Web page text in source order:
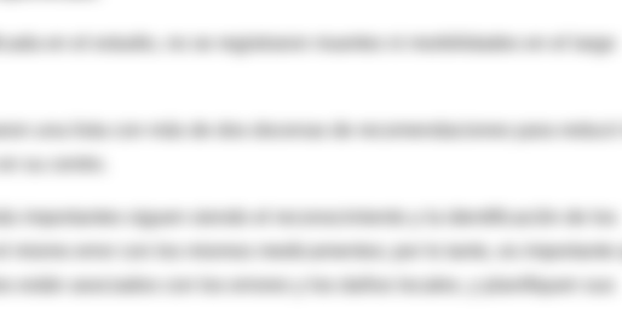
en el estudio, no se registraron muertes ni morbilidades en el largo
importantes siguen siendo el reconocimiento y la identificación de los
mismo error con los mismos medicamentos; por lo tanto, es importante
están asociados con los errores y los daños locales, y planifiquen sus